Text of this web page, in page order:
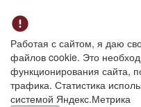
Работая с сайтом, я даю
файлов cookie. Это
функционирования сайта,
трафика. Статистика
системой Яндекс.Метрика